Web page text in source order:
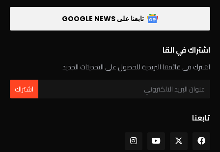
تابعنا على GOOGLE NEWS
اشتراك في القا
اشترك في قائمتنا البريدية للحصول على التحديثات الجديد
تابعنا